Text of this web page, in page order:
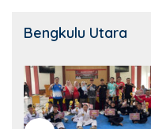
Bengkulu Utara